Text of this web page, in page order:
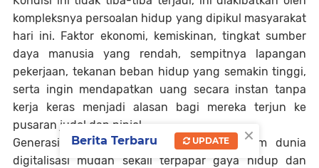
kompleksnya persoalan hidup yang dipikul masyarakat
hari ini. Faktor ekonomi, kemiskinan, tingkat sumber
daya manusia yang rendah, sempitnya lapangan
pekerjaan, tekanan beban hidup yang semakin tinggi,
serta ingin mendapatkan uang secara instan tanpa
kerja keras menjadi alasan bagi mereka terjun ke
pusaran judol dan pinjol.
Generasi muda saat ini yang hidup dalam dunia
digitalisasi mudah sekali terpapar gaya hidup dan
×
Berita Terbaru UPDATE